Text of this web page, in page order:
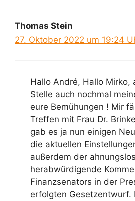
Thomas Stein
27. Oktober 2022 um 19:24
Hallo André, Hallo Mirko,
Stelle auch nochmal
eure Bemühungen ! Mir
Treffen mit Frau Dr.
gab es ja nun einigen
die aktuellen
außerdem der
herabwürdigende
Finanzsenators in der
erfolgten Gesetzentwurf.